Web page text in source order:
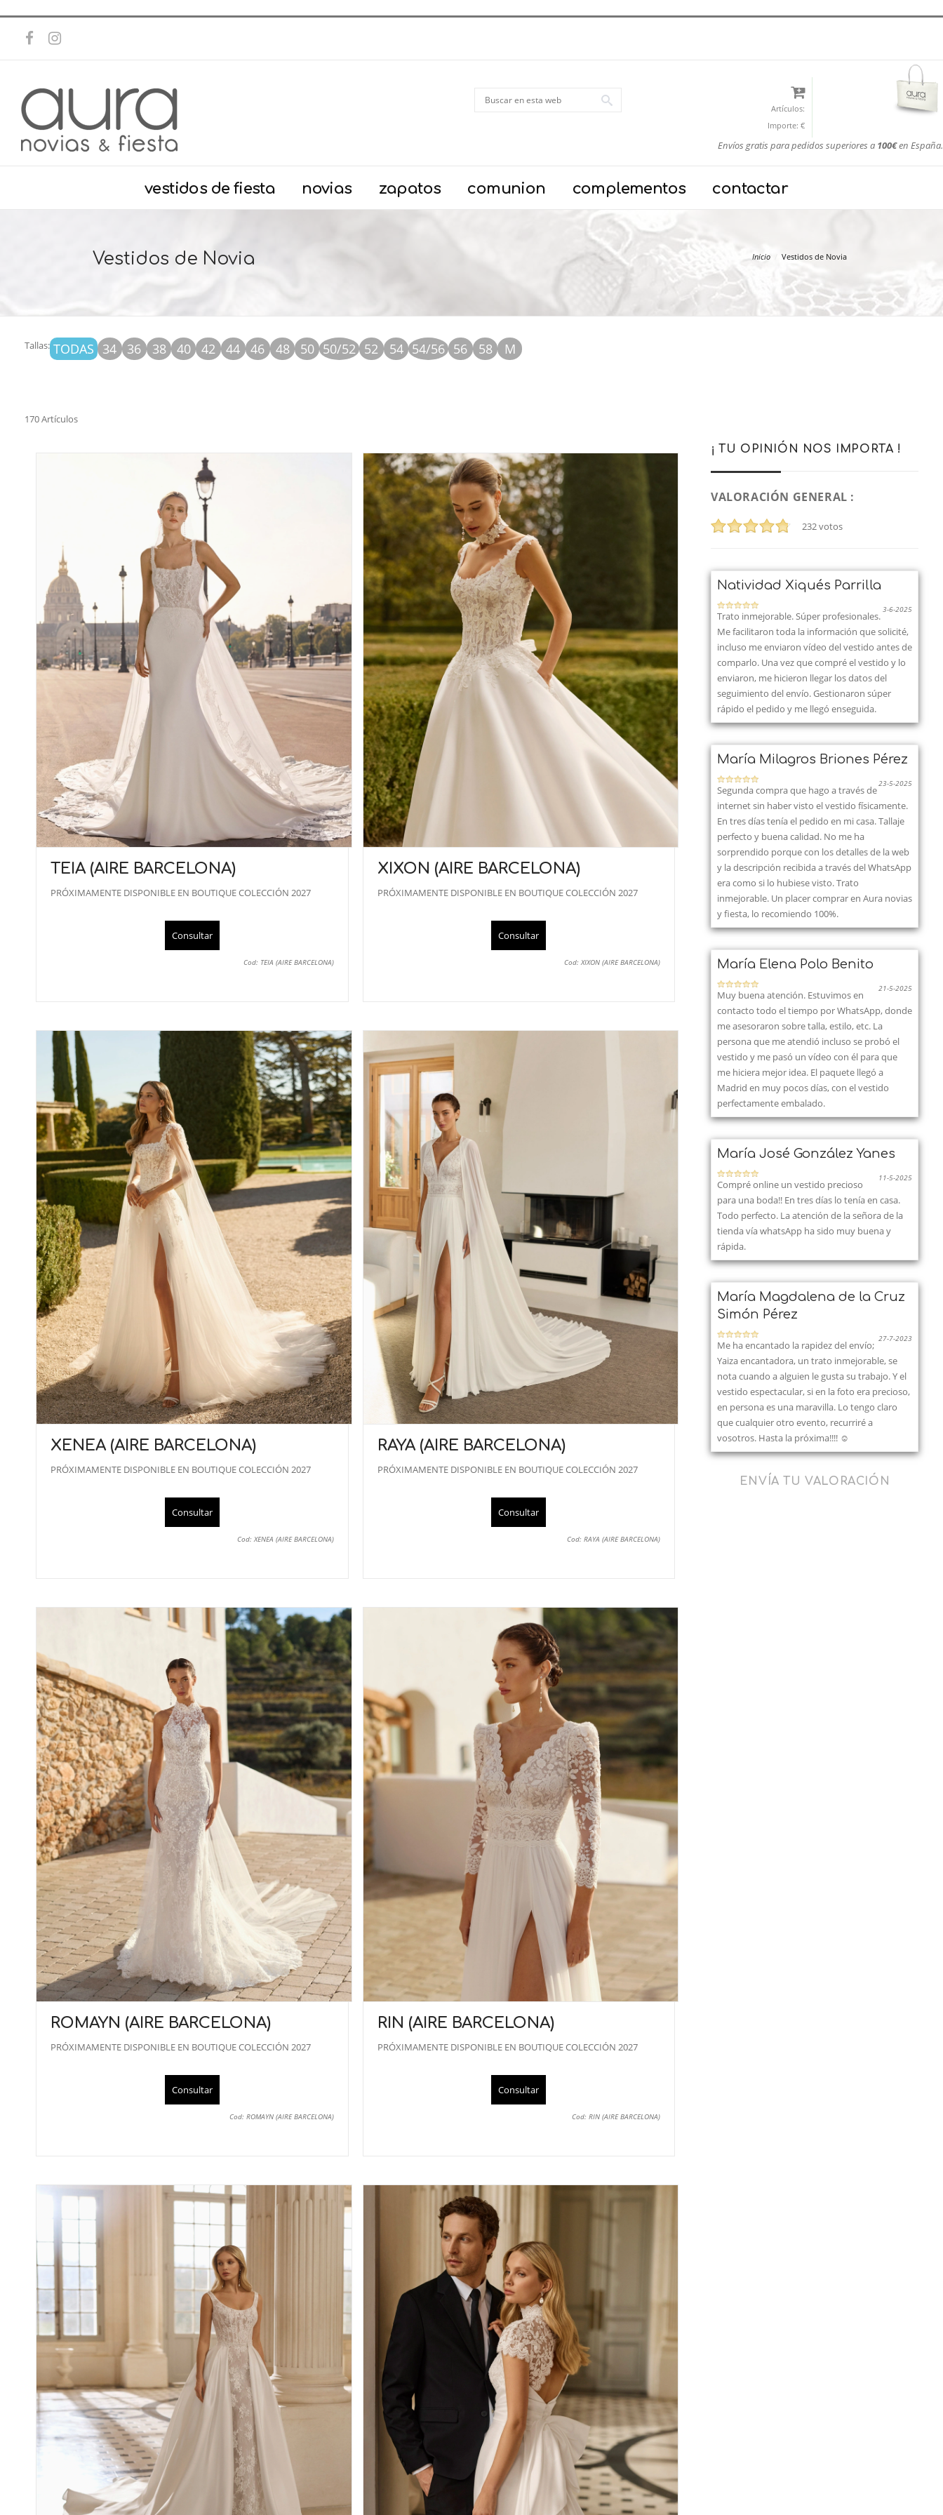
Artículos:
Importe: €
Envíos gratis para pedidos superiores a 100€en España.
vestidos de fiesta novias zapatos comunion complementos contactar
Vestidos de Novia Inicio Vestidos de Novia
Tallas: TODAS 34 36 38 40 42 44 46 48 50 50/52 52 54 54/56 56 58 M
170 Artículos
TEIA (AIRE BARCELONA)
PRÓXIMAMENTE DISPONIBLE EN BOUTIQUE COLECCIÓN 2027
Consultar
Cod: TEIA (AIRE BARCELONA)
XIXON (AIRE BARCELONA)
PRÓXIMAMENTE DISPONIBLE EN BOUTIQUE COLECCIÓN 2027
Consultar
Cod: XIXON (AIRE BARCELONA)
XENEA (AIRE BARCELONA)
PRÓXIMAMENTE DISPONIBLE EN BOUTIQUE COLECCIÓN 2027
Consultar
Cod: XENEA (AIRE BARCELONA)
RAYA (AIRE BARCELONA)
PRÓXIMAMENTE DISPONIBLE EN BOUTIQUE COLECCIÓN 2027
Consultar
Cod: RAYA (AIRE BARCELONA)
ROMAYN (AIRE BARCELONA)
PRÓXIMAMENTE DISPONIBLE EN BOUTIQUE COLECCIÓN 2027
Consultar
Cod: ROMAYN (AIRE BARCELONA)
RIN (AIRE BARCELONA)
PRÓXIMAMENTE DISPONIBLE EN BOUTIQUE COLECCIÓN 2027
Consultar
Cod: RIN (AIRE BARCELONA)
¡ TU OPINIÓN NOS IMPORTA !
VALORACIÓN GENERAL :
232votos
Natividad Xiqués Parrilla
3-6-2025
Trato inmejorable. Súper profesionales.
Me facilitaron toda la información que solicité,
incluso me enviaron vídeo del vestido antes de
comparlo. Una vez que compré el vestido y lo
enviaron, me hicieron llegar los datos del
seguimiento del envío. Gestionaron súper
rápido el pedido y me llegó enseguida.
María Milagros Briones Pérez
23-5-2025
Segunda compra que hago a través de
internet sin haber visto el vestido físicamente.
En tres días tenía el pedido en mi casa. Tallaje
perfecto y buena calidad. No me ha
sorprendido porque con los detalles de la web
y la descripción recibida a través del WhatsApp
era como si lo hubiese visto. Trato
inmejorable. Un placer comprar en Aura novias
y fiesta, lo recomiendo 100%.
María Elena Polo Benito
21-5-2025
Muy buena atención. Estuvimos en
contacto todo el tiempo por WhatsApp, donde
me asesoraron sobre talla, estilo, etc. La
persona que me atendió incluso se probó el
vestido y me pasó un vídeo con él para que
me hiciera mejor idea. El paquete llegó a
Madrid en muy pocos días, con el vestido
perfectamente embalado.
María José González Yanes
11-5-2025
Compré online un vestido precioso
para una boda!! En tres días lo tenía en casa.
Todo perfecto. La atención de la señora de la
tienda vía whatsApp ha sido muy buena y
rápida.
María Magdalena de la Cruz
Simón Pérez
27-7-2023
Me ha encantado la rapidez del envío;
Yaiza encantadora, un trato inmejorable, se
nota cuando a alguien le gusta su trabajo. Y el
vestido espectacular, si en la foto era precioso,
en persona es una maravilla. Lo tengo claro
que cualquier otro evento, recurriré a
vosotros. Hasta la próxima!!!! ☺️
ENVÍA TU VALORACIÓN